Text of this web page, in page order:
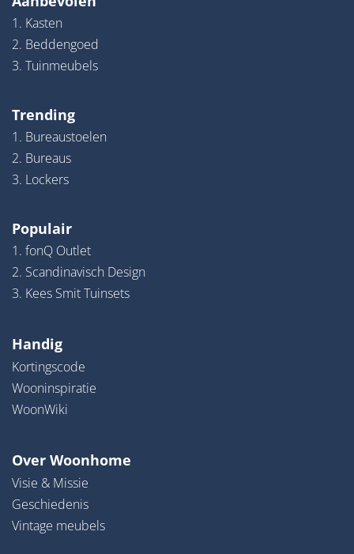
1. Kasten
2. Beddengoed
3. Tuinmeubels
Trending
1. Bureaustoelen
2. Bureaus
3. Lockers
Populair
1. fonQ Outlet
2. Scandinavisch Design
3. Kees Smit Tuinsets
Handig
Kortingscode
Wooninspiratie
WoonWiki
Over Woonhome
Visie & Missie
Geschiedenis
Vintage meubels